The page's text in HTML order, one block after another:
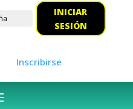
INICIAR
SESIÓN
Inscribirse